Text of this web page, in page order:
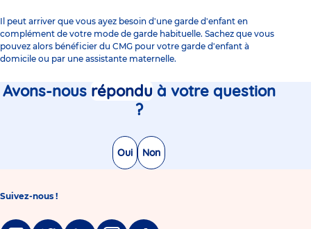
Il peut arriver que vous ayez besoin d'une garde d'enfant en
complément de votre mode de garde habituelle. Sachez que vous
pouvez alors bénéficier du CMG pour votre garde d'enfant à
domicile ou par une assistante maternelle.
Avons-nous réponduà votre question
?
Non
Oui
Suivez-nous !